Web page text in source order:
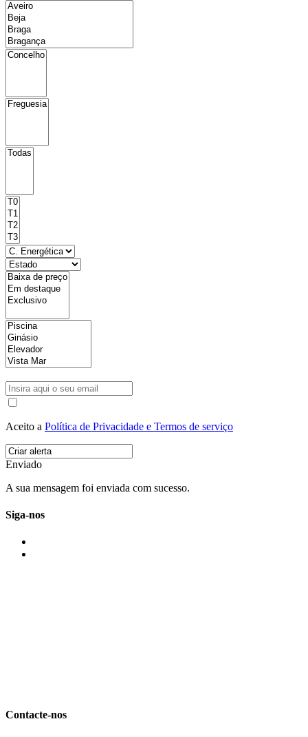
Aceito a Política de Privacidade e Termos de serviço
Enviado
A sua mensagem foi enviada com sucesso.
Siga-nos
Contacte-nos